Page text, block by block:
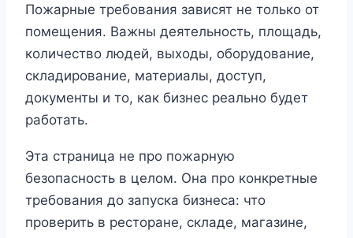
Пожарные требования зависят не только от
помещения. Важны деятельность, площадь,
количество людей, выходы, оборудование,
складирование, материалы, доступ,
документы и то, как бизнес реально будет
работать.
Эта страница не про пожарную
безопасность в целом. Она про конкретные
требования до запуска бизнеса: что
проверить в ресторане, складе, магазине,